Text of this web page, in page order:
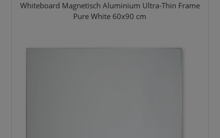
Whiteboard Magnetisch Aluminium Ultra-Thin Frame
Pure White 60x90 cm